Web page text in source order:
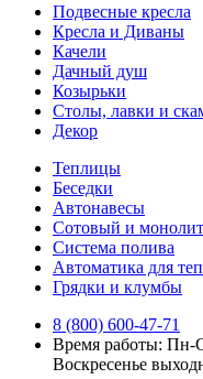
Подвесные кресла
Кресла и Диваны
Качели
Дачный душ
Козырьки
Столы, лавки и
Декор
Теплицы
Беседки
Автонавесы
Сотовый и
Система полива
Автоматика для
Грядки и клумбы
8 (800) 600-47-71
Время работы: Пн-
Воскресенье